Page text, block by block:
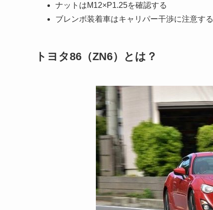
ナットはM12×P1.25を確認する
ブレンボ装着車はキャリパー干渉に注意する
トヨタ86（ZN6）とは？